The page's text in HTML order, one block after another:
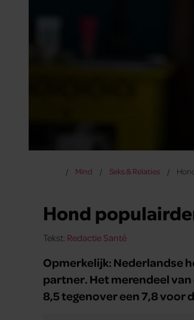
Mind Seks & Relaties
Hond
Tekst: Redactie Santé
Opmerkelijk: Nederlandse
partner. Het merendeel
8,5 tegenover een 7,8 voor